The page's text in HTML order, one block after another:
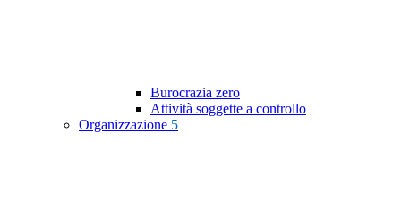
Burocrazia zero
Attività soggette a controllo
Organizzazione 5